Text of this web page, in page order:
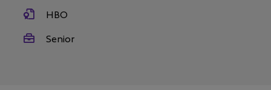
HBO
Senior